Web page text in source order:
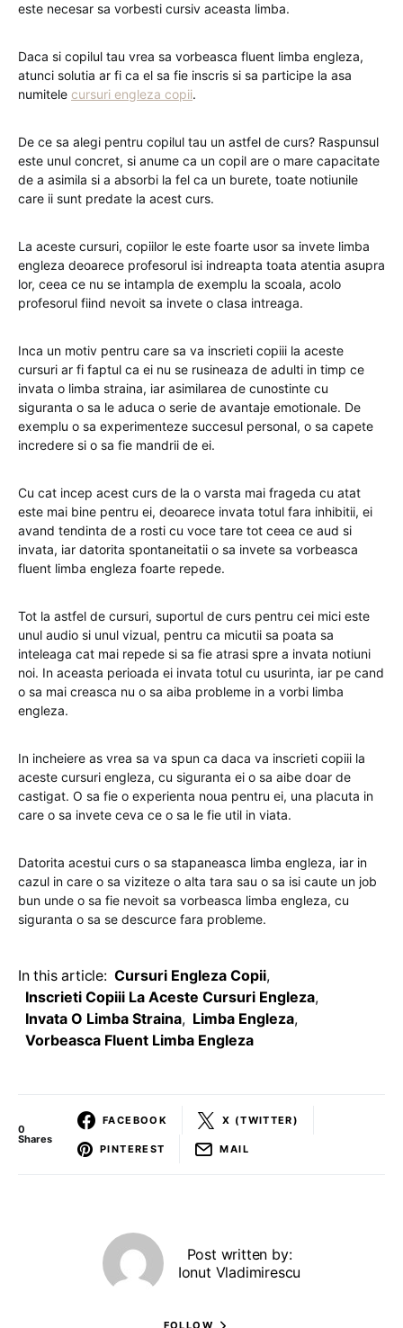
este necesar sa vorbesti cursiv aceasta limba.
Daca si copilul tau vrea sa vorbeasca fluent limba engleza,
atunci solutia ar fi ca el sa fie inscris si sa participe la asa
numitele cursuri engleza copii.
De ce sa alegi pentru copilul tau un astfel de curs? Raspunsul
este unul concret, si anume ca un copil are o mare capacitate
de a asimila si a absorbi la fel ca un burete, toate notiunile
care ii sunt predate la acest curs.
La aceste cursuri, copiilor le este foarte usor sa invete limba
engleza deoarece profesorul isi indreapta toata atentia asupra
lor, ceea ce nu se intampla de exemplu la scoala, acolo
profesorul fiind nevoit sa invete o clasa intreaga.
Inca un motiv pentru care sa va inscrieti copiii la aceste
cursuri ar fi faptul ca ei nu se rusineaza de adulti in timp ce
invata o limba straina, iar asimilarea de cunostinte cu
siguranta o sa le aduca o serie de avantaje emotionale. De
exemplu o sa experimenteze succesul personal, o sa capete
incredere si o sa fie mandrii de ei.
Cu cat incep acest curs de la o varsta mai frageda cu atat
este mai bine pentru ei, deoarece invata totul fara inhibitii, ei
avand tendinta de a rosti cu voce tare tot ceea ce aud si
invata, iar datorita spontaneitatii o sa invete sa vorbeasca
fluent limba engleza foarte repede.
Tot la astfel de cursuri, suportul de curs pentru cei mici este
unul audio si unul vizual, pentru ca micutii sa poata sa
inteleaga cat mai repede si sa fie atrasi spre a invata notiuni
noi. In aceasta perioada ei invata totul cu usurinta, iar pe cand
o sa mai creasca nu o sa aiba probleme in a vorbi limba
engleza.
In incheiere as vrea sa va spun ca daca va inscrieti copiii la
aceste cursuri engleza, cu siguranta ei o sa aibe doar de
castigat. O sa fie o experienta noua pentru ei, una placuta in
care o sa invete ceva ce o sa le fie util in viata.
Datorita acestui curs o sa stapaneasca limba engleza, iar in
cazul in care o sa viziteze o alta tara sau o sa isi caute un job
bun unde o sa fie nevoit sa vorbeasca limba engleza, cu
siguranta o sa se descurce fara probleme.
In this article: Cursuri Engleza Copii,
Inscrieti Copiii La Aceste Cursuri Engleza,
Invata O Limba Straina, Limba Engleza,
Vorbeasca Fluent Limba Engleza
0
Shares
FACEBOOK X (TWITTER)
PINTEREST MAIL
Post written by:
Ionut Vladimirescu
FOLLOW